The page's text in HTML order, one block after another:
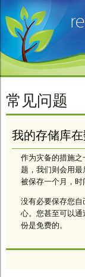
常见问题
我的存储库
作为灾备的措施
题，我们则会用
被保存一个月，时
没有必要保存您
心。您甚至可以
份是免费的。